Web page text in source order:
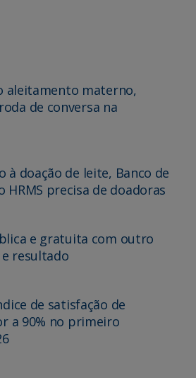
aleitamento materno,
de conversa na
à doação de leite, Banco de
HRMS precisa de doadoras
e gratuita com outro
resultado
de satisfação de
a 90% no primeiro